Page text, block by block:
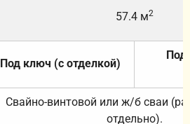
57.4 м2
Под ключ (с отделкой)
Под
Свайно-винтовой или ж/б сваи
отдельно).